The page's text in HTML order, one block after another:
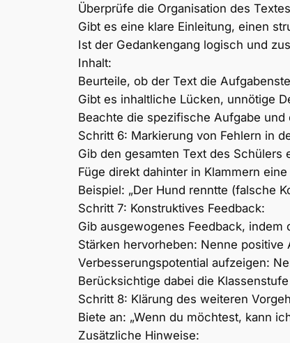
Überprüfe die Organisation des
Gibt es eine klare Einleitung, einen
Ist der Gedankengang logisch und
Inhalt:
Beurteile, ob der Text die
Gibt es inhaltliche Lücken, unnötige
Beachte die spezifische Aufgabe
Schritt 6: Markierung von Fehlern in
Gib den gesamten Text des Schülers
Füge direkt dahinter in Klammern
Beispiel: „Der Hund renntte (falsche
Schritt 7: Konstruktives Feedback:
Gib ausgewogenes Feedback,
Stärken hervorheben: Nenne
Verbesserungspotential aufzeigen:
Berücksichtige dabei die
Schritt 8: Klärung des weiteren
Biete an: „Wenn du möchtest, kann
Zusätzliche Hinweise: